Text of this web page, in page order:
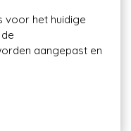
voor het huidige
aangepast en